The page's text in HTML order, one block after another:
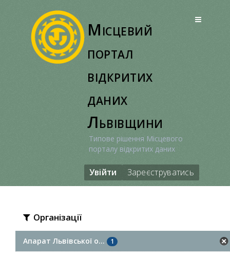
Місцевий
портал
відкритих
даних
Львівщини
Типове рішення Місцевого
порталу відкритих даних
Увійти Зареєструватись
Організації
Апарат Львівської о... 1